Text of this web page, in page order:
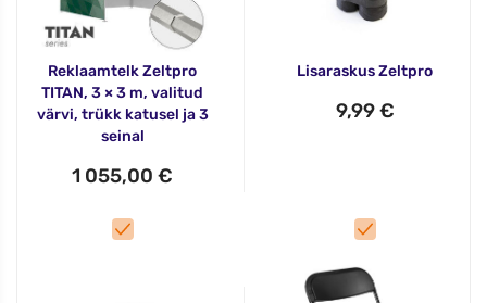
Reklaamtelk Zeltpro
TITAN, 3 × 3 m, valitud
värvi, trükk katusel ja 3
seinal
1 055,00 €
Lisaraskus Zeltpro
9,99 €